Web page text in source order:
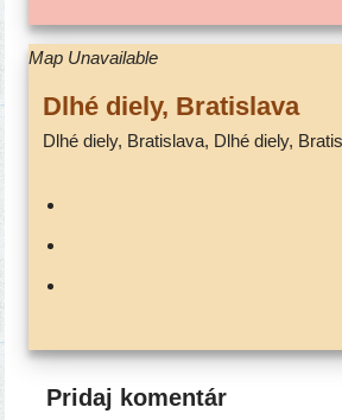
Map Unavailable
Dlhé die­ly, Bratislava
Dlhé die­ly, Bratislava, Dlhé die­ly,
Pridaj komentár